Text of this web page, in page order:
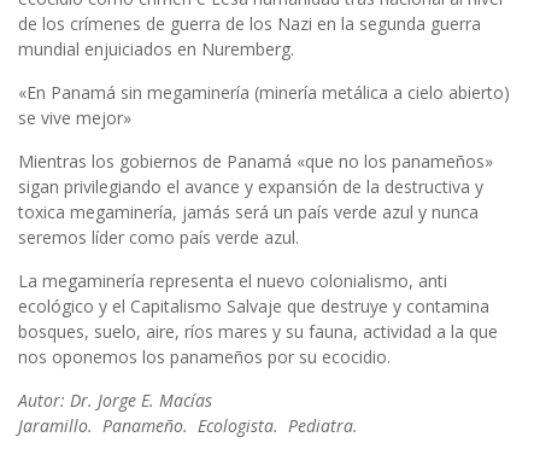
de los crímenes de guerra de los Nazi en la segunda guerra
mundial enjuiciados en Nuremberg.
«En Panamá sin megaminería (minería metálica a cielo abierto)
se vive mejor»
Mientras los gobiernos de Panamá «que no los panameños»
sigan privilegiando el avance y expansión de la destructiva y
toxica megaminería, jamás será un país verde azul y nunca
seremos líder como país verde azul.
La megaminería representa el nuevo colonialismo, anti
ecológico y el Capitalismo Salvaje que destruye y contamina
bosques, suelo, aire, ríos mares y su fauna, actividad a la que
nos oponemos los panameños por su ecocidio.
Autor: Dr. Jorge E. Macías
Jaramillo. Panameño. Ecologista. Pediatra.